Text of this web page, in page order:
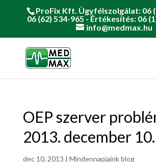
ProFix Kft. Ügyfélszolgálat: 06
06 (62) 534-965 - Értékesítés: 06
info@medmax.hu
OEP szerver
2013. december 10.
dec 10, 2013 | Mindennapjaink blog